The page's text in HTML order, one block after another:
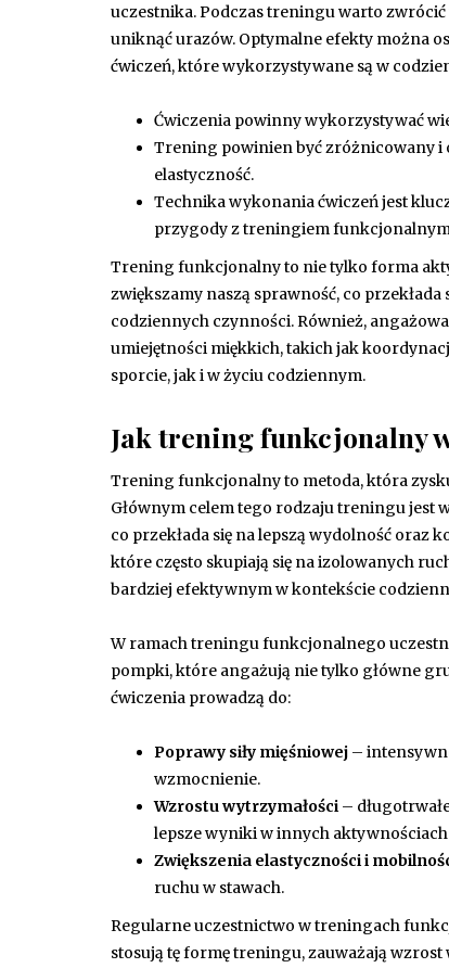
uczestnika. Podczas treningu warto
uniknąć urazów. Optymalne efekty można
ćwiczeń, które wykorzystywane są w
Ćwiczenia powinny wykorzystywać
Trening powinien być zróżnicowany i
elastyczność.
Technika wykonania ćwiczeń jest
przygody z treningiem
Trening funkcjonalny to nie tylko forma
zwiększamy naszą sprawność, co
codziennych czynności. Również,
umiejętności miękkich, takich jak
sporcie, jak i w życiu codziennym.
Jak trening funkcjonalny
Trening funkcjonalny to metoda, która
Głównym celem tego rodzaju treningu jest
co przekłada się na lepszą wydolność
które często skupiają się na izolowanych
bardziej efektywnym w kontekście
W ramach treningu funkcjonalnego
pompki, które angażują nie tylko główne
ćwiczenia prowadzą do:
Poprawy siły mięśniowej –
wzmocnienie.
Wzrostu wytrzymałości –
lepsze wyniki w innych
Zwiększenia elastyczności i
ruchu w stawach.
Regularne uczestnictwo w treningach
stosują tę formę treningu, zauważają